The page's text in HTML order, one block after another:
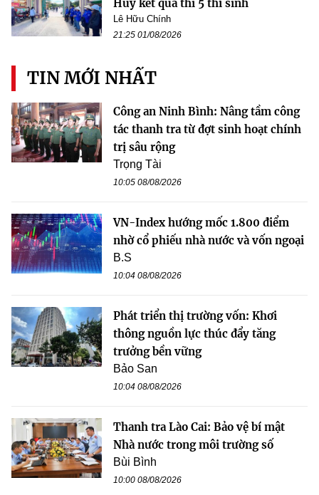
Hủy kết quả thi 5 thí sinh
Lê Hữu Chính
21:25 01/08/2026
TIN MỚI NHẤT
Công an Ninh Bình: Nâng tầm công
tác thanh tra từ đợt sinh hoạt chính
trị sâu rộng
Trọng Tài
10:05 08/08/2026
VN-Index hướng mốc 1.800 điểm
nhờ cổ phiếu nhà nước và vốn ngoại
B.S
10:04 08/08/2026
Phát triển thị trường vốn: Khơi
thông nguồn lực thúc đẩy tăng
trưởng bền vững
Bảo San
10:04 08/08/2026
Thanh tra Lào Cai: Bảo vệ bí mật
Nhà nước trong môi trường số
Bùi Bình
10:00 08/08/2026